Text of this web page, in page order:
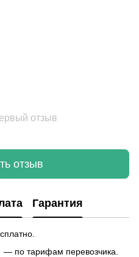
отзыв
отзыв
Гарантия
по тарифам перевозчика.